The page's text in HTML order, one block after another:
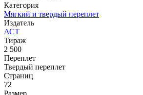
Категория
Мягкий и твердый переплет
Издатель
АСТ
Тираж
2 500
Переплет
Твердый переплет
Страниц
72
Размер